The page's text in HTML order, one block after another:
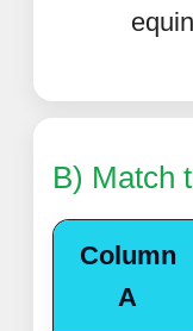
B) Match
Column
A